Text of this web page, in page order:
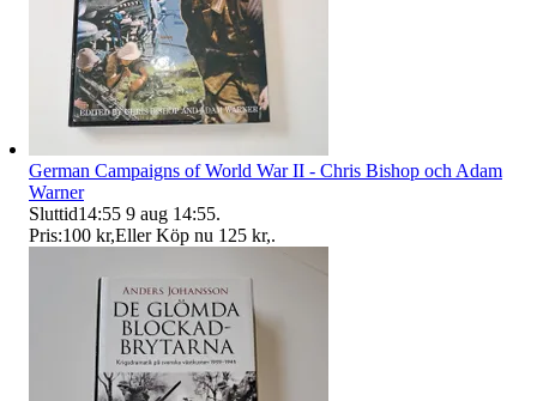
German Campaigns of World War II - Chris Bishop och Adam
Warner
Sluttid14:55 9 aug 14:55.
Pris:100 kr,Eller Köp nu 125 kr,.